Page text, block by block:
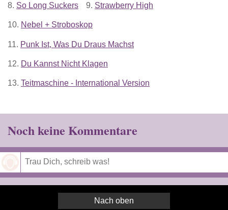
8. So Long Suckers 9. Strawberry High
10. Nebel + Stroboskop
11. Punk Ist, Was Du Draus Machst
12. Du Kannst Nicht Klagen
13. Teitmaschine - International Version
Noch keine Kommentare
Nach oben